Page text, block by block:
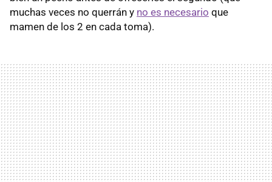
muchas veces no querrán y no es necesario que
mamen de los 2 en cada toma).